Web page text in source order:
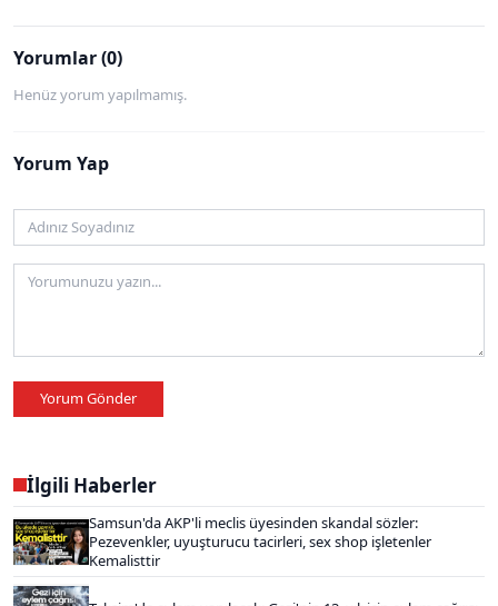
Yorumlar (0)
Henüz yorum yapılmamış.
Yorum Yap
Yorum Gönder
İlgili Haberler
Samsun'da AKP'li meclis üyesinden skandal sözler:
Pezevenkler, uyuşturucu tacirleri, sex shop işletenler
Kemalisttir